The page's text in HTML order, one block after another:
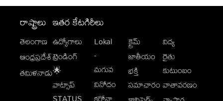
రాష్ట్రాలు
తెలంగాణ
ఆంధ్రప్రదేశ్
తమిళనాడు
ఇతర కేటగిరీలు
ఉద్యోగాలు
ట్రెండింగ్
🌟
వాట్సాప్
Lokal
-
మగువ
వినోదం
క్రైమ్
జాతీయం
భక్తి
సమాచారం
విద్య
రైతు
కుటుంబం
వాతావరణం